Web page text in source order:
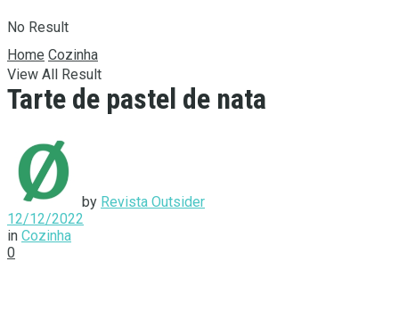
No Result
View All Result
Home Cozinha
Tarte de pastel de nata
by Revista Outsider
12/12/2022
in Cozinha
0